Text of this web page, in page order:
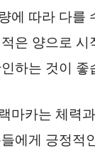
에 따라 다를
은 양으로 시
하는 것이 좋
마카는 체력
에게 긍정적